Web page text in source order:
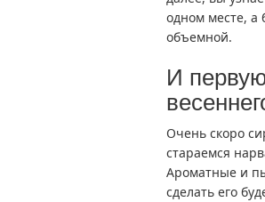
одном месте, а
объемной.
И
Очень скоро
стараемся
Ароматные и
сделать его